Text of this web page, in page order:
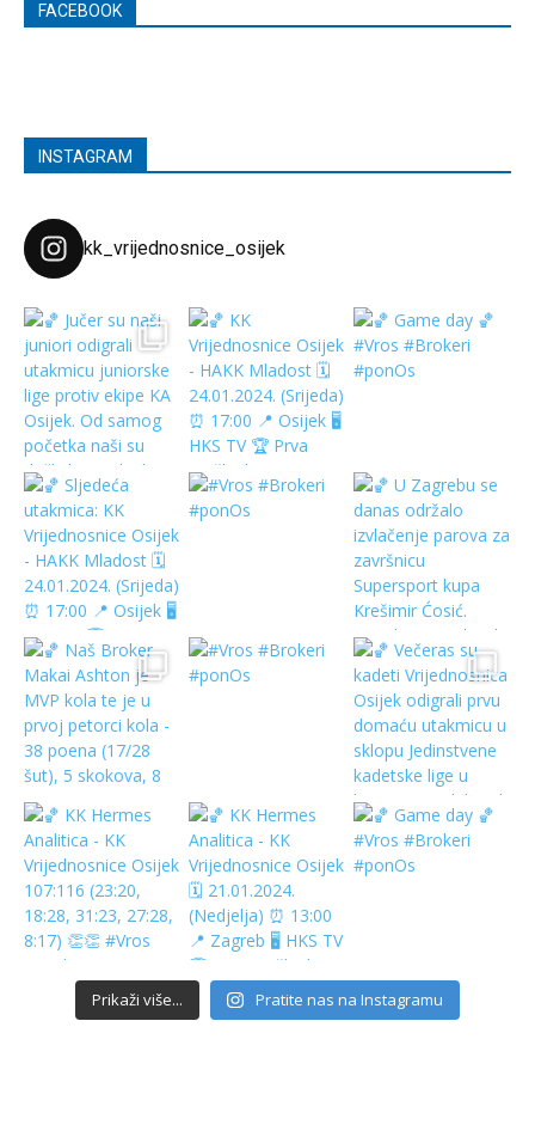
FACEBOOK
INSTAGRAM
kk_vrijednosnice_osijek
Prikaži više... Pratite nas na Instagramu